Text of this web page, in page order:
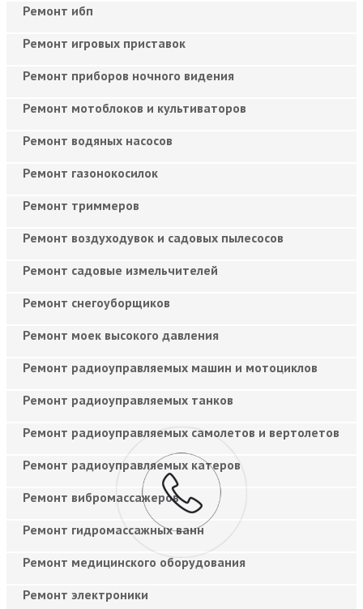
Ремонт ибп
Ремонт игровых приставок
Ремонт приборов ночного видения
Ремонт мотоблоков и культиваторов
Ремонт водяных насосов
Ремонт газонокосилок
Ремонт триммеров
Ремонт воздуходувок и садовых пылесосов
Ремонт садовые измельчителей
Ремонт снегоуборщиков
Ремонт моек высокого давления
Ремонт радиоуправляемых машин и мотоциклов
Ремонт радиоуправляемых танков
Ремонт радиоуправляемых самолетов и вертолетов
Ремонт радиоуправляемых катеров
Ремонт вибромассажеров
Ремонт гидромассажных ванн
Ремонт медицинского оборудования
Ремонт электроники